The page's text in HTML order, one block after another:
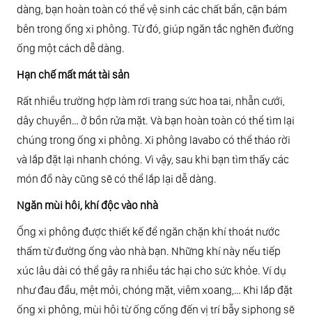
dàng, bạn hoàn toàn có thể vệ sinh các chất bẩn, cặn bám
bên trong ống xi phông. Từ đó, giúp ngăn tắc nghẽn đường
ống một cách dễ dàng.
Hạn chế mất mát tài sản
Rất nhiều trường hợp làm rơi trang sức hoa tai, nhẫn cưới,
dây chuyền… ở bồn rửa mặt. Và bạn hoàn toàn có thể tìm lại
chúng trong ống xi phông. Xi phông lavabo có thể tháo rời
và lắp đặt lại nhanh chóng. Vì vậy, sau khi bạn tìm thấy các
món đồ này cũng sẽ có thể lắp lại dễ dàng.
Ngăn mùi hôi, khí độc vào nhà
Ống xi phông được thiết kế để ngăn chặn khí thoát nước
thấm từ đường ống vào nhà bạn. Những khí này nếu tiếp
xúc lâu dài có thể gây ra nhiều tác hại cho sức khỏe. Ví dụ
như đau đầu, mệt mỏi, chóng mặt, viêm xoang,… Khi lắp đặt
ống xi phông, mùi hôi từ ống cống đến vị trí bẫy siphong sẽ